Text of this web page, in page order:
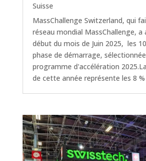
Suisse
MassChallenge Switzerland, qui
réseau mondial MassChallenge, a
début du mois de Juin 2025, les
phase de démarrage,
programme d'accélération
de cette année représente les 8 %